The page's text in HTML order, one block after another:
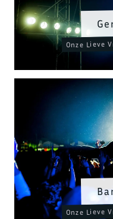
Onze Lieve
Onze Lieve